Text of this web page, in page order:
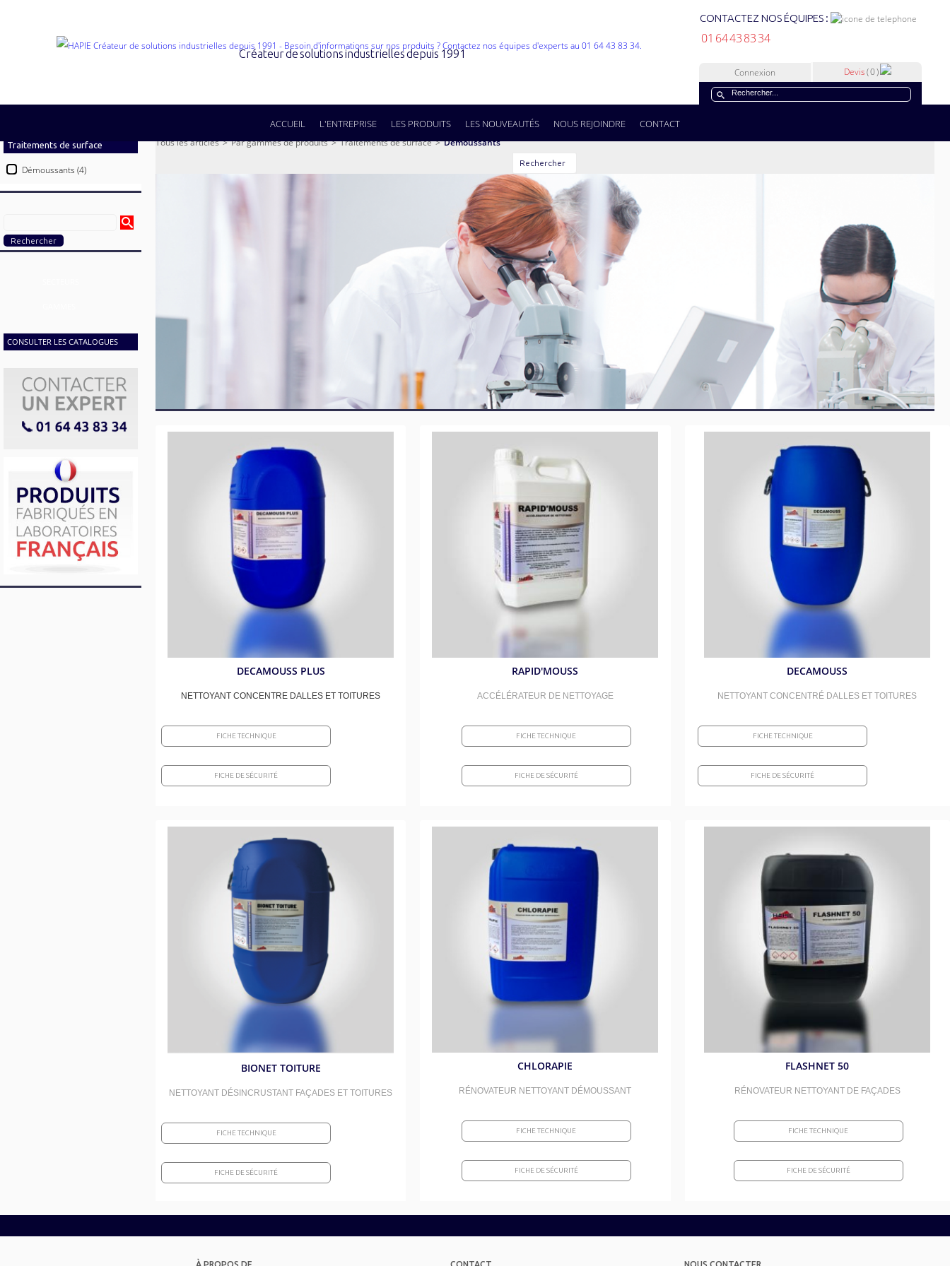
Créateur de solutions industrielles depuis 1991
CONTACTEZ NOS ÉQUIPES :
01 64 43 83 34
Connexion Devis( 0 )
ACCUEIL L'ENTREPRISE LES PRODUITS LES NOUVEAUTÉS NOUS REJOINDRE CONTACT
Traitements de surface
Démoussants (4)
CONSULTER LES CATALOGUES
Tous les articles > Par gammes de produits > Traitements de surface > Démoussants
Rechercher
DECAMOUSS PLUS
NETTOYANT CONCENTRE DALLES ET TOITURES
FICHE TECHNIQUE
FICHE DE SÉCURITÉ
RAPID'MOUSS
ACCÉLÉRATEUR DE NETTOYAGE
FICHE TECHNIQUE
FICHE DE SÉCURITÉ
DECAMOUSS
NETTOYANT CONCENTRÉ DALLES ET TOITURES
FICHE TECHNIQUE
FICHE DE SÉCURITÉ
BIONET TOITURE
NETTOYANT DÉSINCRUSTANT FAÇADES ET TOITURES
FICHE TECHNIQUE
FICHE DE SÉCURITÉ
CHLORAPIE
RÉNOVATEUR NETTOYANT DÉMOUSSANT
FICHE TECHNIQUE
FICHE DE SÉCURITÉ
FLASHNET 50
RÉNOVATEUR NETTOYANT DE FAÇADES
FICHE TECHNIQUE
FICHE DE SÉCURITÉ